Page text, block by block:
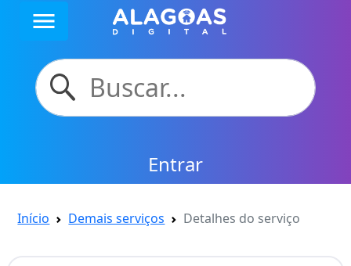
menu
Entrar
Início Demais serviços Detalhes do serviço